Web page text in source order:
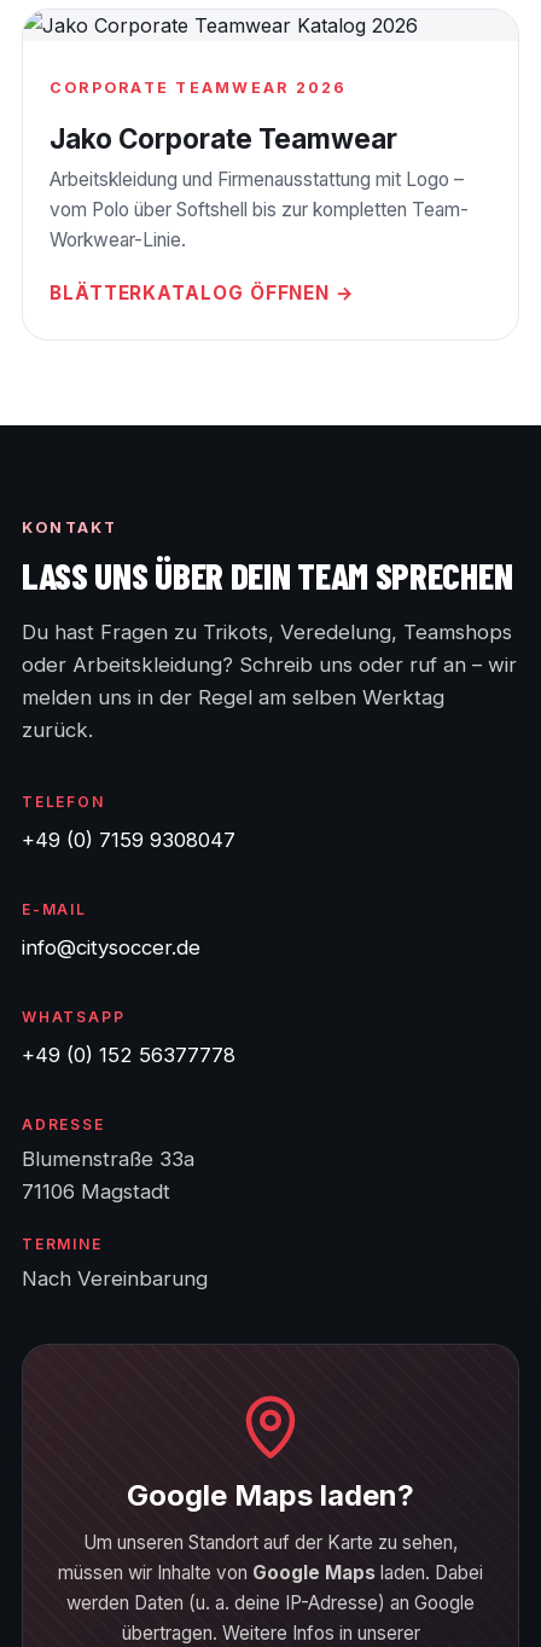
CORPORATE TEAMWEAR 2026
Jako Corporate Teamwear
Arbeitskleidung und Firmenausstattung mit Logo –
vom Polo über Softshell bis zur kompletten Team-
Workwear-Linie.
BLÄTTERKATALOG ÖFFNEN →
KONTAKT
LASS UNS ÜBER DEIN TEAM SPRECHEN
Du hast Fragen zu Trikots, Veredelung, Teamshops
oder Arbeitskleidung? Schreib uns oder ruf an – wir
melden uns in der Regel am selben Werktag
zurück.
TELEFON
+49 (0) 7159 9308047
E-MAIL
info@citysoccer.de
WHATSAPP
+49 (0) 152 56377778
ADRESSE
Blumenstraße 33a
71106 Magstadt
TERMINE
Nach Vereinbarung
Google Maps laden?
Um unseren Standort auf der Karte zu sehen,
müssen wir Inhalte von Google Maps laden. Dabei
werden Daten (u. a. deine IP-Adresse) an Google
übertragen. Weitere Infos in unserer